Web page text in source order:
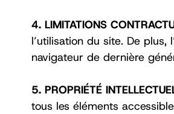
4. LIMITATIONS
l’utilisation du site. De
navigateur de dernière
5. PROPRIÉTÉ
tous les éléments